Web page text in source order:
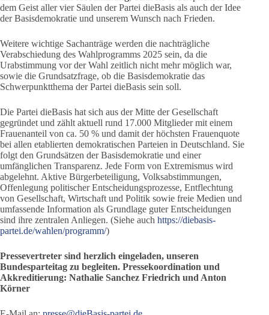
dem Geist aller vier Säulen der Partei dieBasis als auch der Idee
der Basisdemokratie und unserem Wunsch nach Frieden.
Weitere wichtige Sachanträge werden die nachträgliche
Verabschiedung des Wahlprogramms 2025 sein, da die
Urabstimmung vor der Wahl zeitlich nicht mehr möglich war,
sowie die Grundsatzfrage, ob die Basisdemokratie das
Schwerpunktthema der Partei dieBasis sein soll.
Die Partei dieBasis hat sich aus der Mitte der Gesellschaft
gegründet und zählt aktuell rund 17.000 Mitglieder mit einem
Frauenanteil von ca. 50 % und damit der höchsten Frauenquote
bei allen etablierten demokratischen Parteien in Deutschland. Sie
folgt den Grundsätzen der Basisdemokratie und einer
umfänglichen Transparenz. Jede Form von Extremismus wird
abgelehnt. Aktive Bürgerbeteiligung, Volksabstimmungen,
Offenlegung politischer Entscheidungsprozesse, Entflechtung
von Gesellschaft, Wirtschaft und Politik sowie freie Medien und
umfassende Information als Grundlage guter Entscheidungen
sind ihre zentralen Anliegen. (Siehe auch https://diebasis-
partei.de/wahlen/programm/)
Pressevertreter sind herzlich eingeladen, unseren
Bundesparteitag zu begleiten. Pressekoordination und
Akkreditierung: Nathalie Sanchez Friedrich und Anton
Körner